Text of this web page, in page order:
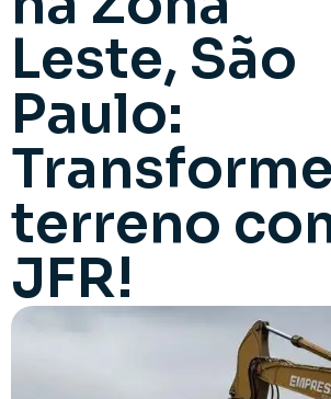
Leste, São
Paulo:
terreno
JFR!